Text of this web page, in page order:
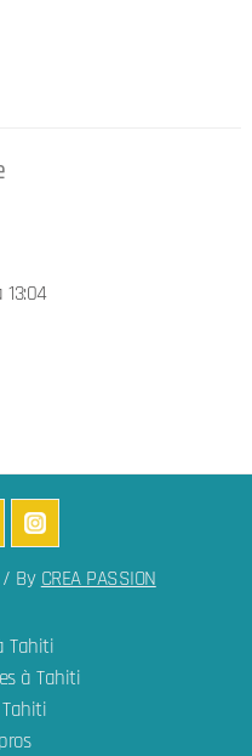
By CREA PASSION
Tahiti
à Tahiti